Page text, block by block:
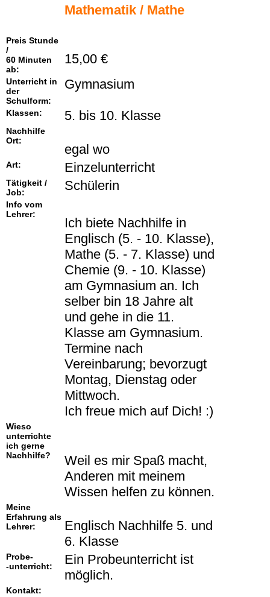
Mathematik / Mathe
Preis Stunde
/
60 Minuten
ab:
15,00 €
Unterricht in
der
Schulform:
Gymnasium
Klassen: 5. bis 10. Klasse
Nachhilfe
Ort:
egal wo
Art: Einzelunterricht
Tätigkeit /
Job:
Schülerin
Info vom
Lehrer:
Ich biete Nachhilfe in
Englisch (5. - 10. Klasse),
Mathe (5. - 7. Klasse) und
Chemie (9. - 10. Klasse)
am Gymnasium an. Ich
selber bin 18 Jahre alt
und gehe in die 11.
Klasse am Gymnasium.
Termine nach
Vereinbarung; bevorzugt
Montag, Dienstag oder
Mittwoch.
Ich freue mich auf Dich! :)
Wieso
unterrichte
ich gerne
Nachhilfe?
Weil es mir Spaß macht,
Anderen mit meinem
Wissen helfen zu können.
Meine
Erfahrung als
Lehrer:
Englisch Nachhilfe 5. und
6. Klasse
Probe-
-unterricht:
Ein Probeunterricht ist
möglich.
Kontakt: